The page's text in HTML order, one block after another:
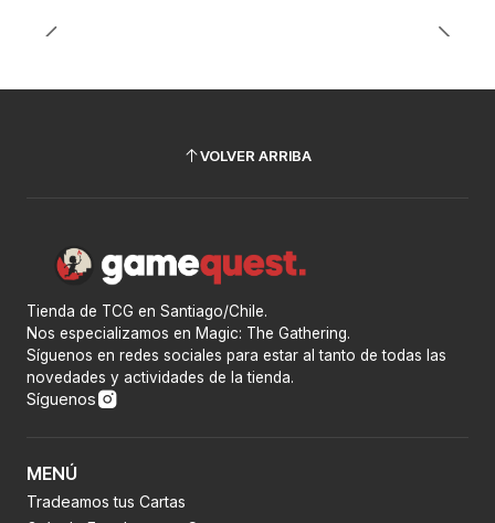
VOLVER ARRIBA
Tienda de TCG en Santiago/Chile.
Nos especializamos en Magic: The Gathering.
Síguenos en redes sociales para estar al tanto de todas las
novedades y actividades de la tienda.
Síguenos
MENÚ
Tradeamos tus Cartas